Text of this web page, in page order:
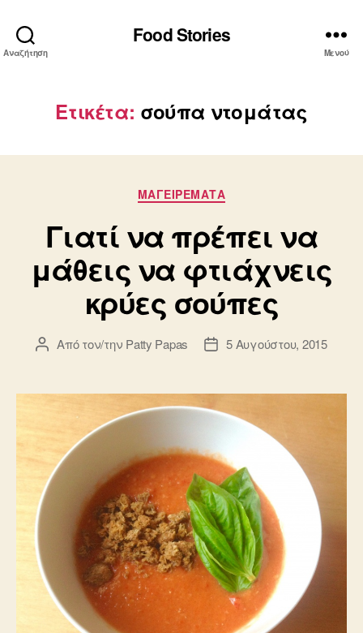
Αναζήτηση
Food Stories
Μενού
Ετικέτα: σούπα ντομάτας
Κατηγορίες
ΜΑΓΕΙΡΕΜΑΤΑ
Γιατί να πρέπει να
μάθεις να φτιάχνεις
κρύες σούπες
Συντάκτης
Από τον/την Patty Papas
Ημ.5 Αυγούστου, 2015